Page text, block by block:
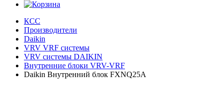
КСС
Производители
Daikin
VRV VRF системы
VRV системы DAIKIN
Внутренние блоки VRV-VRF
Daikin Внутренний блок FXNQ25A